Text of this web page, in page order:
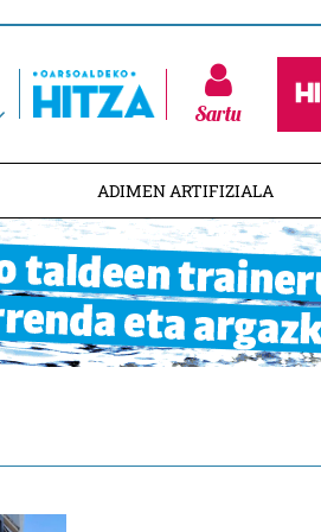
Sartu
ADIMEN ARTIFIZIALA